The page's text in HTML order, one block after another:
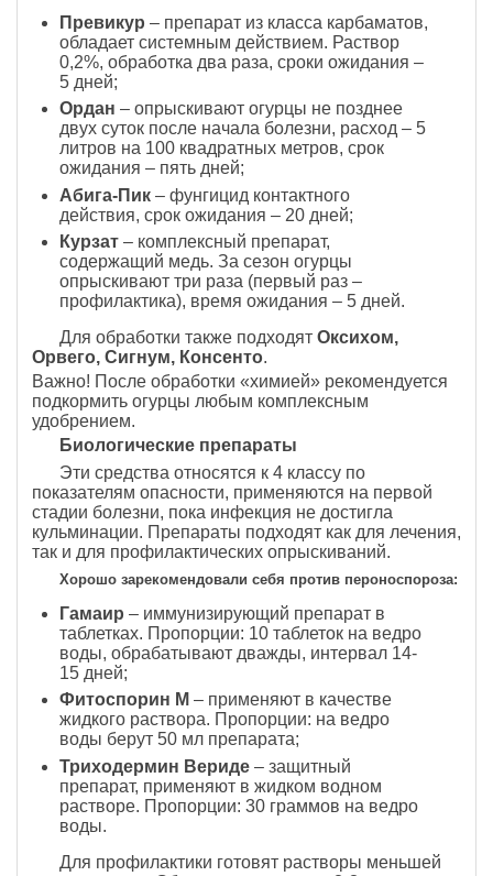
Превикур – препарат из класса карбаматов,
обладает системным действием. Раствор
0,2%, обработка два раза, сроки ожидания –
5 дней;
Ордан – опрыскивают огурцы не позднее
двух суток после начала болезни, расход – 5
литров на 100 квадратных метров, срок
ожидания – пять дней;
Абига-Пик– фунгицид контактного
действия, срок ожидания – 20 дней;
Курзат– комплексный препарат,
содержащий медь. За сезон огурцы
опрыскивают три раза (первый раз –
профилактика), время ожидания – 5 дней.
Для обработки также подходят Оксихом,
Орвего, Сигнум, Консенто.
Важно! После обработки «химией» рекомендуется
подкормить огурцы любым комплексным
удобрением.
Биологические препараты
Эти средства относятся к 4 классу по
показателям опасности, применяются на первой
стадии болезни, пока инфекция не достигла
кульминации. Препараты подходят как для лечения,
так и для профилактических опрыскиваний.
Хорошо зарекомендовали себя против пероноспороза:
Гамаир – иммунизирующий препарат в
таблетках. Пропорции: 10 таблеток на ведро
воды, обрабатывают дважды, интервал 14-
15 дней;
Фитоспорин М – применяют в качестве
жидкого раствора. Пропорции: на ведро
воды берут 50 мл препарата;
Триходермин Вериде– защитный
препарат, применяют в жидком водном
растворе. Пропорции: 30 граммов на ведро
воды.
Для профилактики готовят растворы меньшей